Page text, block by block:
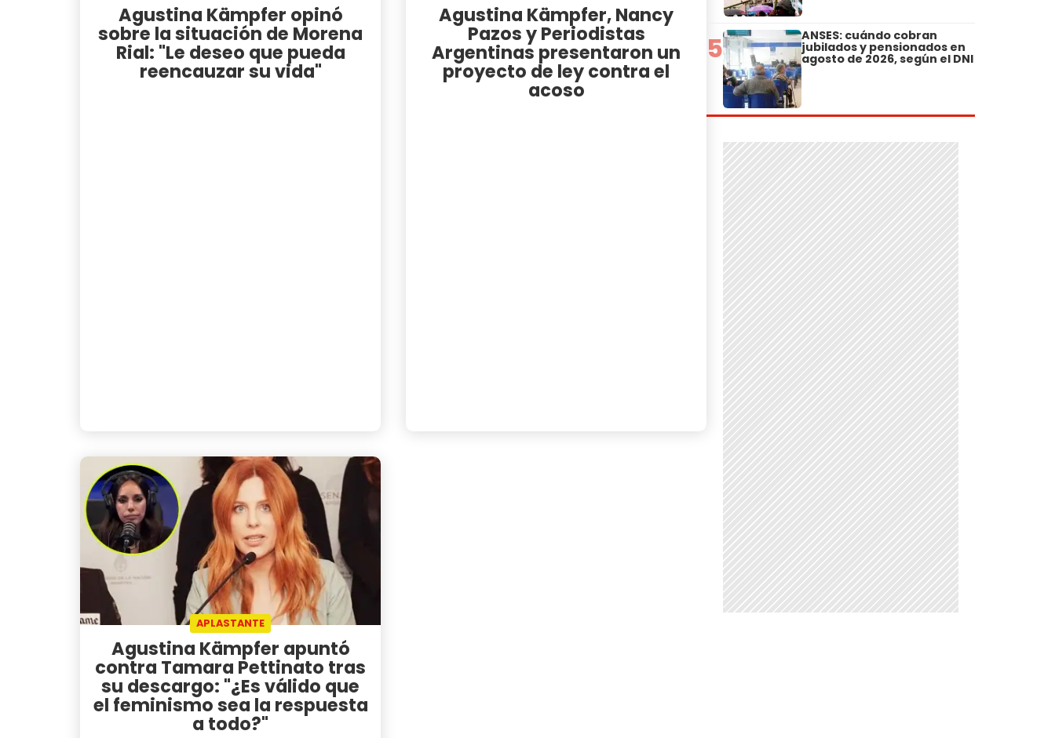
Agustina Kämpfer opinó
sobre la situación de Morena
Rial: "Le deseo que pueda
reencauzar su vida"
Agustina Kämpfer, Nancy
Pazos y Periodistas
Argentinas presentaron un
proyecto de ley contra el
acoso
APLASTANTE
Agustina Kämpfer apuntó
contra Tamara Pettinato tras
su descargo: "¿Es válido que
el feminismo sea la respuesta
a todo?"
5 ANSES: cuándo cobran
jubilados y pensionados en
agosto de 2026, según el DNI